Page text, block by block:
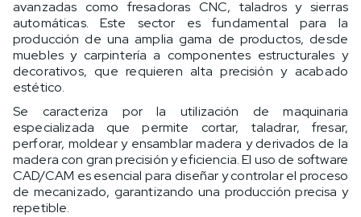
avanzadas como fresadoras CNC, taladros y sierras
automáticas. Este sector es fundamental para la
producción de una amplia gama de productos, desde
muebles y carpintería a componentes estructurales y
decorativos, que requieren alta precisión y acabado
estético.
Se caracteriza por la utilización de maquinaria
especializada que permite cortar, taladrar, fresar,
perforar, moldear y ensamblar madera y derivados de la
madera con gran precisión y eficiencia. El uso de software
CAD/CAM es esencial para diseñar y controlar el proceso
de mecanizado, garantizando una producción precisa y
repetible.